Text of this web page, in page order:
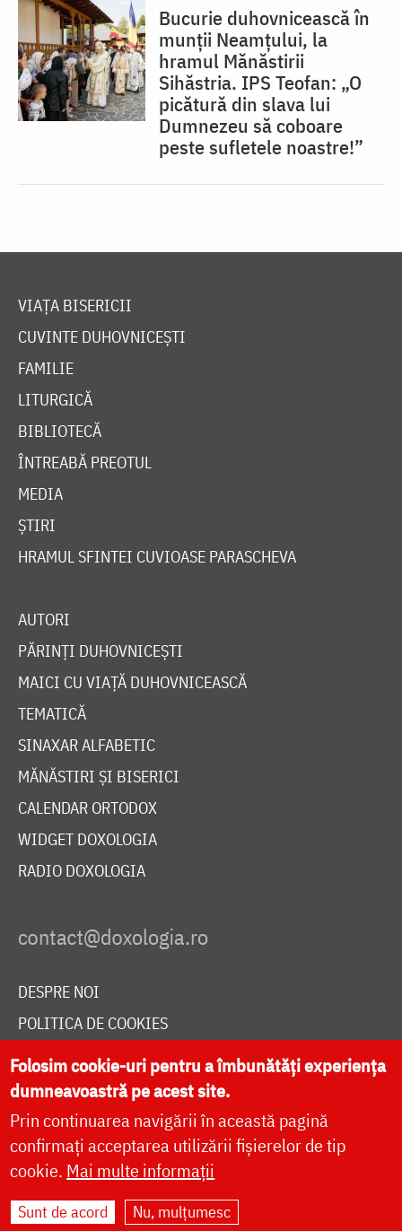
Bucurie duhovnicească în
munții Neamțului, la
hramul Mănăstirii
Sihăstria. IPS Teofan: „O
picătură din slava lui
Dumnezeu să coboare
peste sufletele noastre!”
VIAȚA BISERICII
CUVINTE DUHOVNICEȘTI
FAMILIE
LITURGICĂ
BIBLIOTECĂ
ÎNTREABĂ PREOTUL
MEDIA
ȘTIRI
HRAMUL SFINTEI CUVIOASE PARASCHEVA
AUTORI
PĂRINȚI DUHOVNICEȘTI
MAICI CU VIAȚĂ DUHOVNICEASCĂ
TEMATICĂ
SINAXAR ALFABETIC
MĂNĂSTIRI ȘI BISERICI
CALENDAR ORTODOX
WIDGET DOXOLOGIA
RADIO DOXOLOGIA
DESPRE NOI
POLITICA DE COOKIES
DONEAZĂ ONLINE PENTRU CATEDRALA NAȚIONALĂ
LIVE
Site dezvoltat deDOXOLOGIA MEDIA
Folosim cookie-uri pentru a îmbunătăți experiența
dumneavoastră pe acest site.
Prin continuarea navigării în această pagină
confirmați acceptarea utilizării fișierelor de tip
cookie. Mai multe informații
Sunt de acord Nu, mulțumesc